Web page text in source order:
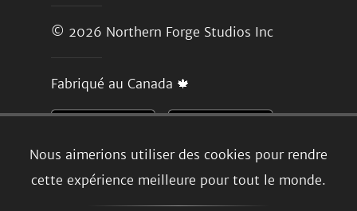
Nous aimerions utiliser des cookies pour rendre
cette expérience meilleure pour tout le monde.
© 2026 Northern Forge Studios Inc
Fabriqué au Canada 🍁